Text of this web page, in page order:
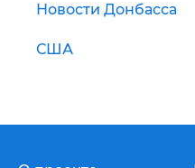
Новости Донбасса
США